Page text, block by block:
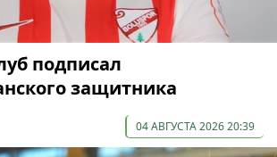
подписал
защитника
04 АВГУСТА 2026 20:39